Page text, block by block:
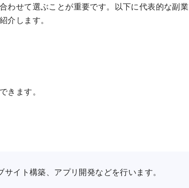
わせて選ぶことが重要です。以下に代表的な副業
介します。
きます。
イト構築、アプリ開発などを行います。